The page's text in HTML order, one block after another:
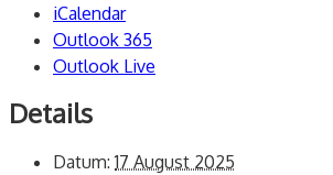
iCalendar
Outlook 365
Outlook Live
Details
Datum: 17 August 2025